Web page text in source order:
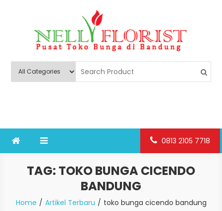
Nelly Florist Bandung
0813 2105 7718
TAG: TOKO BUNGA CICENDO
BANDUNG
Home Artikel Terbaru toko bunga cicendo bandung